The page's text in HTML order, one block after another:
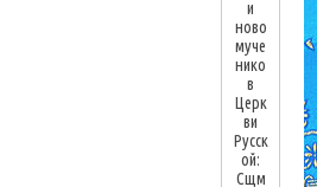
и
ново
муче
нико
в
Церк
ви
Русск
ой:
Сщм